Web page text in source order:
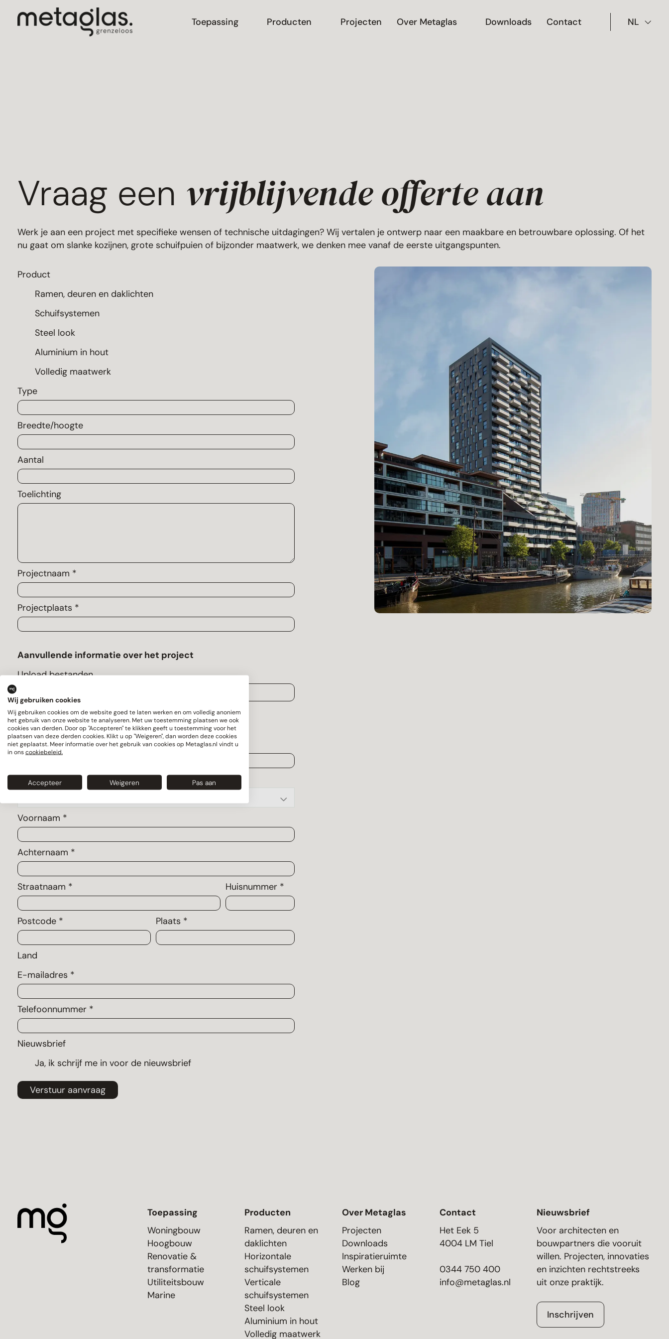
Toepassing Producten Projecten Over Metaglas Downloads Contact NL
Vraag een vrijblijvende offerte aan
Werk je aan een project met specifieke wensen of technische uitdagingen? Wij vertalen je ontwerp naar een maakbare en betrouwbare oplossing. Of het
nu gaat om slanke kozijnen, grote schuifpuien of bijzonder maatwerk, we denken mee vanaf de eerste uitgangspunten.
Product
Ramen, deuren en daklichten
Schuifsystemen
Steel look
Aluminium in hout
Volledig maatwerk
Type
Breedte/hoogte
Aantal
Toelichting
Projectnaam *
Projectplaats *
Aanvullende informatie over het project
Upload bestanden
Gegevens
Bedrijfsnaam
Sector *
Voornaam *
Achternaam *
Straatnaam * Huisnummer *
Postcode * Plaats *
Land
E-mailadres *
Telefoonnummer *
Nieuwsbrief
Ja, ik schrijf me in voor de nieuwsbrief
Toepassing
Woningbouw
Hoogbouw
Renovatie &
transformatie
Utiliteitsbouw
Marine
Producten
Ramen, deuren en
daklichten
Horizontale
schuifsystemen
Verticale
schuifsystemen
Steel look
Aluminium in hout
Volledig maatwerk
Over Metaglas
Projecten
Downloads
Inspiratieruimte
Werken bij
Blog
Contact
Het Eek 5
4004 LM Tiel
0344 750 400
info@metaglas.nl
Nieuwsbrief
Voor architecten en
bouwpartners die vooruit
willen. Projecten, innovaties
en inzichten rechtstreeks
uit onze praktijk.
Inschrijven
Wij gebruiken cookies
Wij gebruiken cookies om de website goed te laten werken en om volledig anoniem
het gebruik van onze website te analyseren. Met uw toestemming plaatsen we ook
cookies van derden. Door op "Accepteren" te klikken geeft u toestemming voor het
plaatsen van deze derden cookies. Klikt u op "Weigeren", dan worden deze cookies
niet geplaatst. Meer informatie over het gebruik van cookies op Metaglas.nl vindt u
in onscookiebeleid.
Accepteer Weigeren Pas aan